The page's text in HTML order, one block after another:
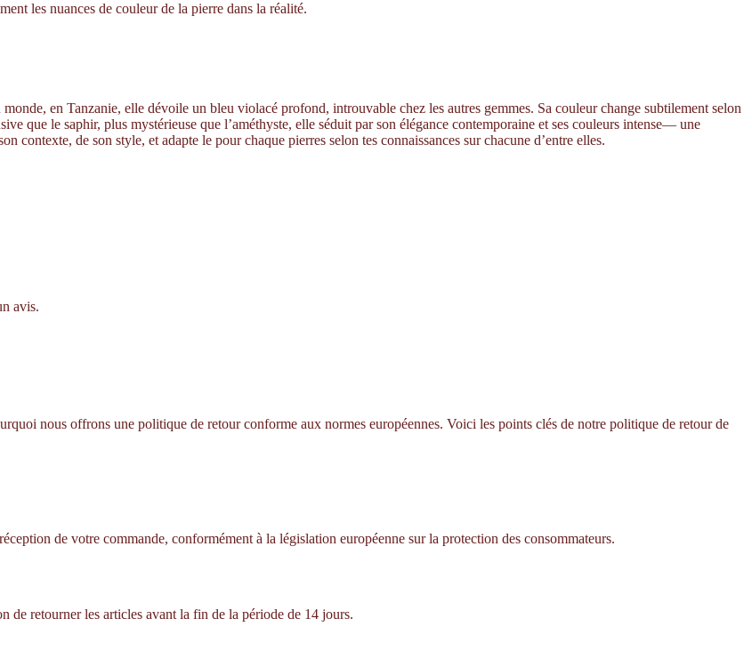
les nuances de couleur de la pierre dans la réalité.
en Tanzanie, elle dévoile un bleu violacé profond, introuvable chez les autres gemmes. Sa couleur change subtilement selon
que le saphir, plus mystérieuse que l’améthyste, elle séduit par son élégance contemporaine et ses couleurs intense— une
de son style, et adapte le pour chaque pierres selon tes connaissances sur chacune d’entre elles.
avis.
nous offrons une politique de retour conforme aux normes européennes. Voici les points clés de notre politique de retour de
de votre commande, conformément à la législation européenne sur la protection des consommateurs.
retourner les articles avant la fin de la période de 14 jours.